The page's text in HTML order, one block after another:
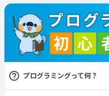
プログラミングって何？